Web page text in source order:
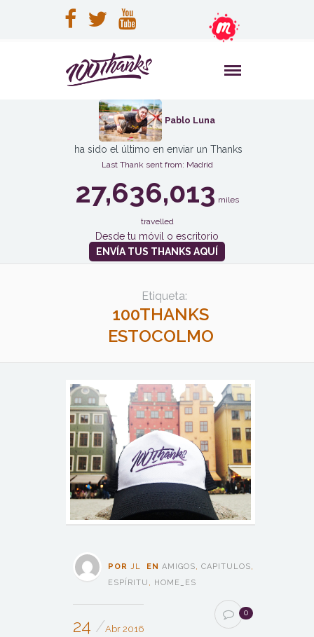
Pablo Luna
ha sido el último en enviar un Thanks
Last Thank sent from: Madrid
27,636,013 miles
travelled
Desde tu móvil o escritorio
ENVÍA TUS THANKS AQUÍ
Etiqueta:
100THANKS
ESTOCOLMO
POR JL EN AMIGOS CAPITULOS
ESPÍRITU
HOME_ES
24 Abr 2016
0